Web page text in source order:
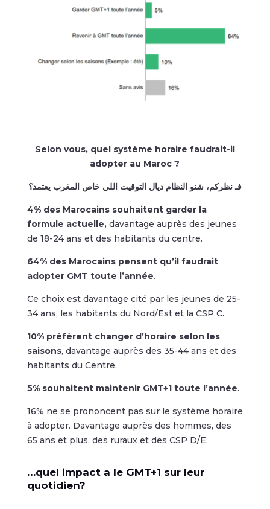
Selon vous, quel système horaire faudrait-il
adopter au Maroc ?
فـ نظركم، شنو النظام ديال التوقيت اللي خاص المغرب يعتمد؟
4% des Marocains souhaitent garder la
formule actuelle, davantage auprès des jeunes
de 18-24 ans et des habitants du centre.
64% des Marocains pensent qu’il faudrait
adopter GMT toute l’année.
Ce choix est davantage cité par les jeunes de 25-
34 ans, les habitants du Nord/Est et la CSP C.
10% préfèrent changer d’horaire selon les
saisons, davantage auprès des 35-44 ans et des
habitants du Centre.
5% souhaitent maintenir GMT+1 toute l’année.
16% ne se prononcent pas sur le système horaire
à adopter. Davantage auprès des hommes, des
65 ans et plus, des ruraux et des CSP D/E.
…quel impact a le GMT+1 sur leur
quotidien?